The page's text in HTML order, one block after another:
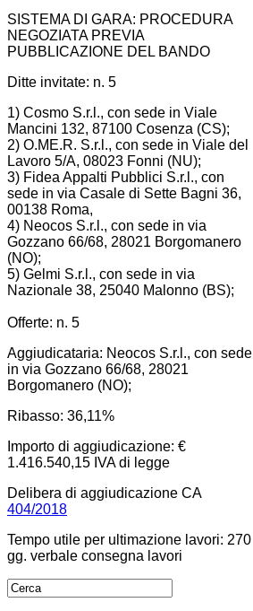
SISTEMA DI GARA: PROCEDURA
NEGOZIATA PREVIA
PUBBLICAZIONE DEL BANDO
Ditte invitate: n. 5
1) Cosmo S.r.l., con sede in Viale
Mancini 132, 87100 Cosenza (CS);
2) O.ME.R. S.r.l., con sede in Viale del
Lavoro 5/A, 08023 Fonni (NU);
3) Fidea Appalti Pubblici S.r.l., con
sede in via Casale di Sette Bagni 36,
00138 Roma,
4) Neocos S.r.l., con sede in via
Gozzano 66/68, 28021 Borgomanero
(NO);
5) Gelmi S.r.l., con sede in via
Nazionale 38, 25040 Malonno (BS);
Offerte: n. 5
Aggiudicataria: Neocos S.r.l., con sede
in via Gozzano 66/68, 28021
Borgomanero (NO);
Ribasso: 36,11%
Importo di aggiudicazione: €
1.416.540,15 IVA di legge
Delibera di aggiudicazione CA
404/2018
Tempo utile per ultimazione lavori: 270
gg. verbale consegna lavori